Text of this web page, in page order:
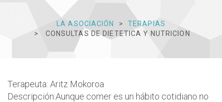
LA ASOCIACIÓN
TERAPIAS
CONSULTAS DE DIETETICA Y NUTRICION
Terapeuta: Aritz Mokoroa
Descripción:Aunque comer es un hábito cotidiano no